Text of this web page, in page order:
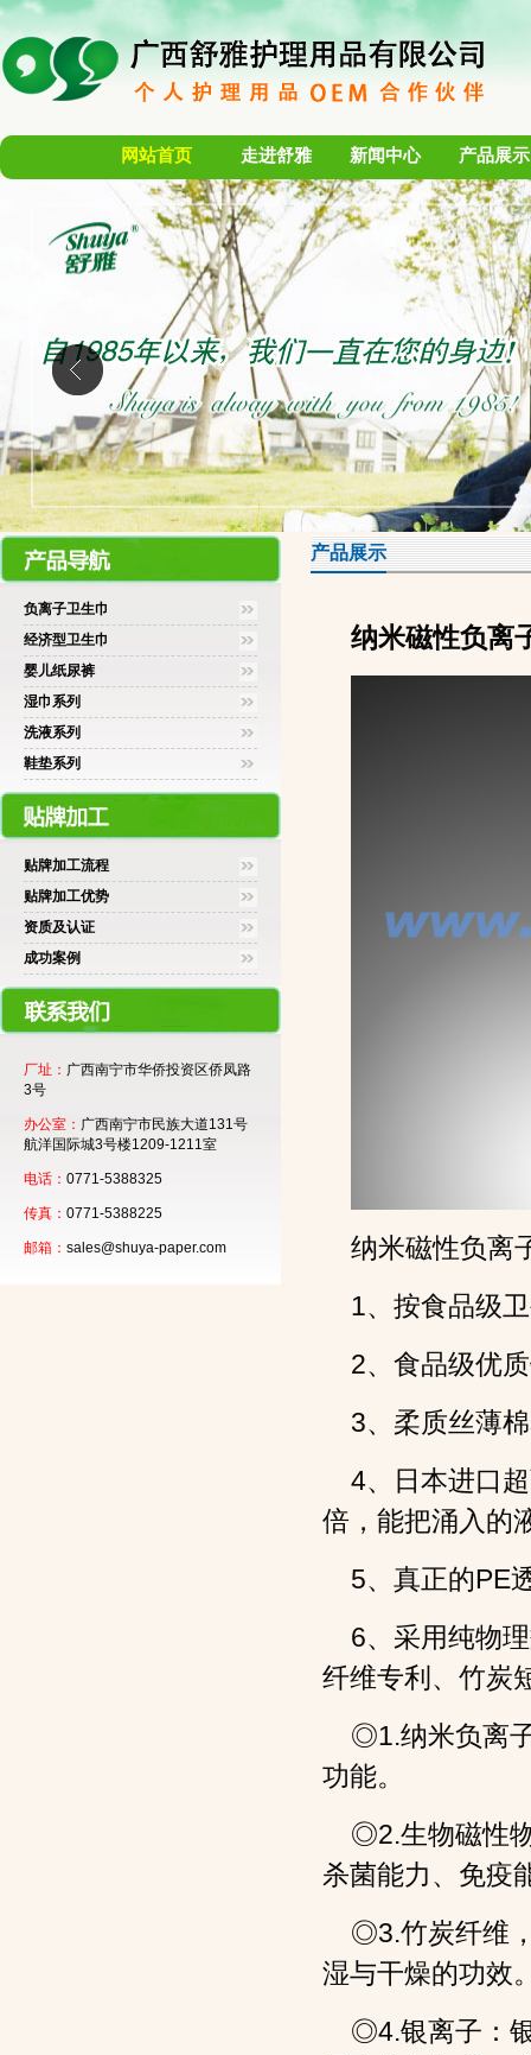
网站首页 走进舒雅 新闻中心 产品展示
负离子卫生巾
经济型卫生巾
婴儿纸尿裤
湿巾系列
洗液系列
鞋垫系列
贴牌加工流程
贴牌加工优势
资质及认证
成功案例
厂址： 广西南宁市华侨投资区侨凤路
3号
办公室： 广西南宁市民族大道131号
航洋国际城3号楼1209-1211室
电话： 0771-5388325
传真： 0771-5388225
邮箱： sales@shuya-paper.com
产品展示
纳米磁性负离
纳米磁性负离
1、按食品级
2、食品级优
3、柔质丝薄
4、日本进口
倍，能把涌入的
5、真正的PE
6、采用纯物
纤维专利、竹炭
◎1.纳米负离
功能。
◎2.生物磁性
杀菌能力、免疫
◎3.竹炭纤维
湿与干燥的功效
◎4.银离子：